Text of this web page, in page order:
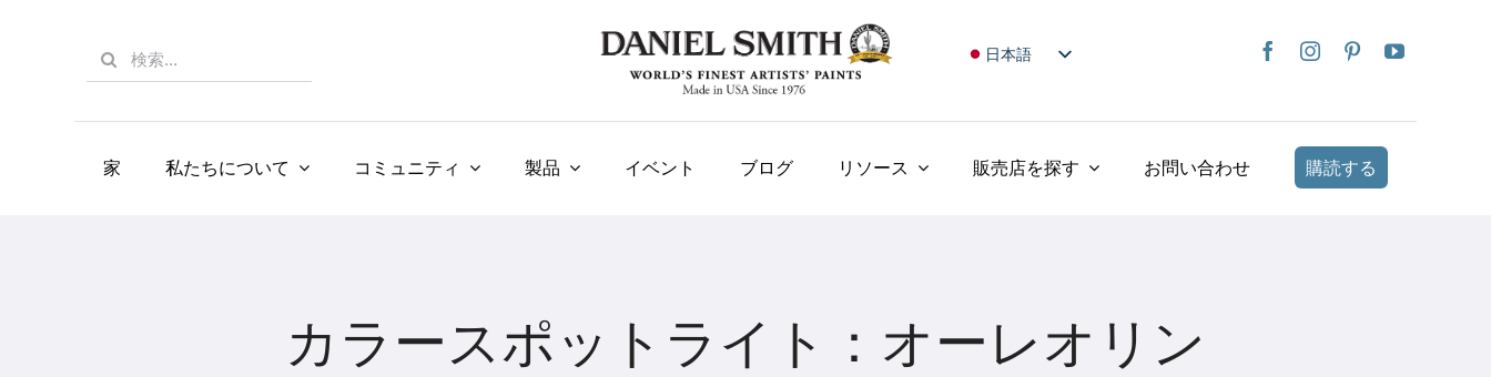
Search
for:
日本語
Français
Italiano
Tiếng Việt
家 私たちについて コミュニティ 製品 イベント ブログ リソース 販売店を探す お問い合わせ 購読する
カラースポットライト：オーレオリン